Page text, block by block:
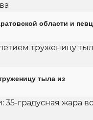
области и
тыла из